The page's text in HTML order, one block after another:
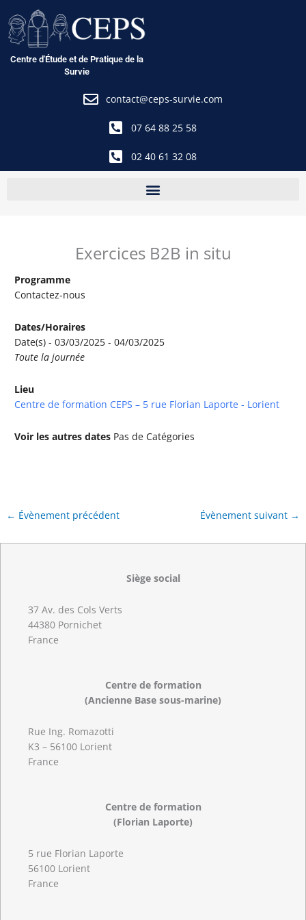
au
contenu
Centre d'Étude et de Pratique de la
Survie
contact@ceps-survie.com
07 64 88 25 58
02 40 61 32 08
Exercices B2B in situ
Programme
Contactez-nous
Dates/Horaires
Date(s) - 03/03/2025 - 04/03/2025
Toute la journée
Lieu
Centre de formation CEPS – 5 rue Florian Laporte - Lorient
Voir les autres dates Pas de Catégories
← Évènement précédent Évènement suivant →
Siège social
37 Av. des Cols Verts
44380 Pornichet
France
Centre de formation
(Ancienne Base sous-marine)
Rue Ing. Romazotti
K3 – 56100 Lorient
France
Centre de formation
(Florian Laporte)
5 rue Florian Laporte
56100 Lorient
France